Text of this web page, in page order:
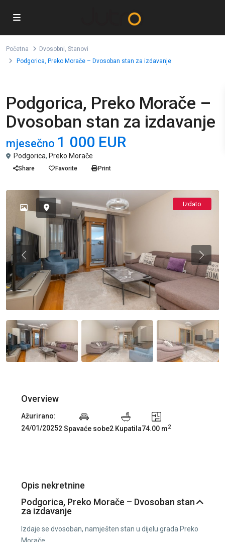
Početna Dvosobni, Stanovi
Podgorica, Preko Morače – Dvosoban stan za izdavanje
Podgorica, Preko Morače –
Dvosoban stan za izdavanje
mjesečno 1 000 EUR
Podgorica, Preko Morače
Share Favorite Print
Izdato
Previous
Overview
Ažurirano:
24/01/20252 Spavaće sobe2 Kupatila74.00 m2
Opis nekretnine
Podgorica, Preko Morače – Dvosoban stan
za izdavanje
Izdaje se dvosoban, namješten stan u dijelu grada Preko
Morače.